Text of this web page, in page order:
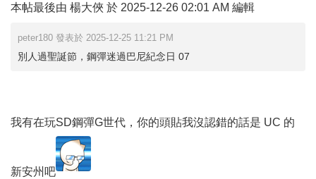
本帖最後由 楊大俠 於 2025-12-26 02:01 AM 編輯
peter180 發表於 2025-12-25 11:21 PM
別人過聖誕節，鋼彈迷過巴尼紀念日 07
我有在玩SD鋼彈G世代，你的頭貼我沒認錯的話是 UC 的
新安州吧